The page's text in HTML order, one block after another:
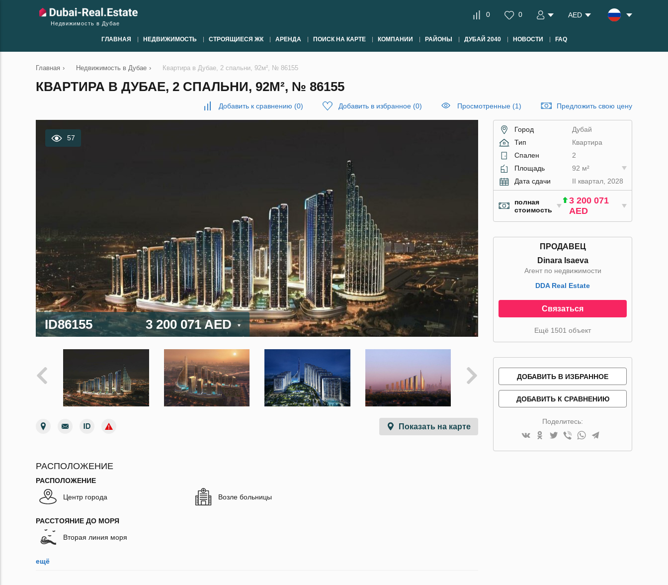
Недвижимость в Дубае
0 0 AED
ГЛАВНАЯ НЕДВИЖИМОСТЬ СТРОЯЩИЕСЯ ЖК АРЕНДА ПОИСК НА КАРТЕ КОМПАНИИ РАЙОНЫ ДУБАЙ 2040 НОВОСТИ FAQ
Главная › Недвижимость в Дубае › Квартира в Дубае, 2 спальни, 92м², № 86155
КВАРТИРА В ДУБАЕ, 2 СПАЛЬНИ, 92М², № 86155
Добавить к сравнению (0) Добавить в избранное (0) Просмотренные (1) Предложить свою цену
57
ID86155 3 200 071 AED
Показать на карте
РАСПОЛОЖЕНИЕ
РАСПОЛОЖЕНИЕ
Центр города Возле больницы
РАССТОЯНИЕ ДО МОРЯ
Вторая линия моря
ещё
Город
Дубай
Тип
Квартира
Спален
2
Площадь
92 м²
Дата сдачи
II квартал, 2028
полная
стоимость
3 200 071
AED
ПРОДАВЕЦ
Dinara Isaeva
Агент по недвижимости
DDA Real Estate
Связаться
Ещё 1501 объект
ДОБАВИТЬ В ИЗБРАННОЕ
ДОБАВИТЬ К СРАВНЕНИЮ
Поделитесь: